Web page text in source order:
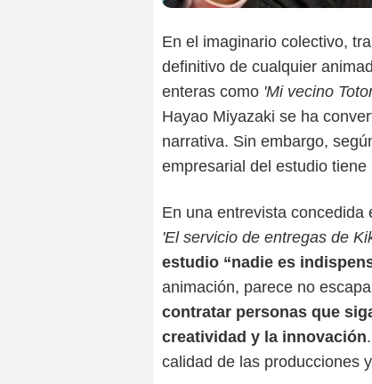
En el imaginario colectivo,
definitivo de cualquier
enteras como 'Mi vecino
Hayao Miyazaki se ha
narrativa. Sin embargo,
empresarial del estudio
En una entrevista
'El servicio de entregas de
estudio “nadie es
animación, parece no
contratar personas que
creatividad y la innovación
calidad de las producciones